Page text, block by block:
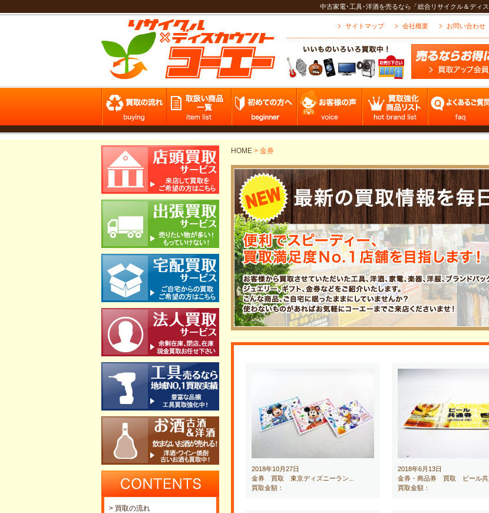
中古家電･工具･洋酒を売るなら「総合リサイクル＆ディ
サイトマップ 会社概要 お問い合わせ
HOME > 金券
2018年10月27日
金券 買取 東京ディズニーラン...
買取金額：
2018年6月13日
金券・商品券 買取 ビール共
買取金額：
> 買取の流れ